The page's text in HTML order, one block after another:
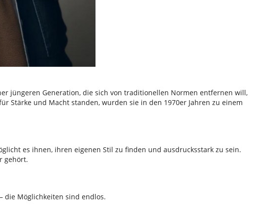
jüngeren Generation, die sich von traditionellen Normen entfernen will,
Stärke und Macht standen, wurden sie in den 1970er Jahren zu einem
es ihnen, ihren eigenen Stil zu finden und ausdrucksstark zu sein.
gehört.
die Möglichkeiten sind endlos.